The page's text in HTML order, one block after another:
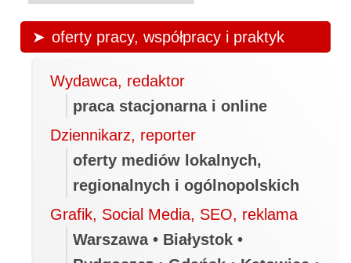
oferty pracy, współpracy i praktyk
Wydawca, redaktor
praca stacjonarna i online
Dziennikarz, reporter
oferty mediów lokalnych,
regionalnych i ogólnopolskich
Grafik, Social Media, SEO, reklama
Warszawa • Białystok •